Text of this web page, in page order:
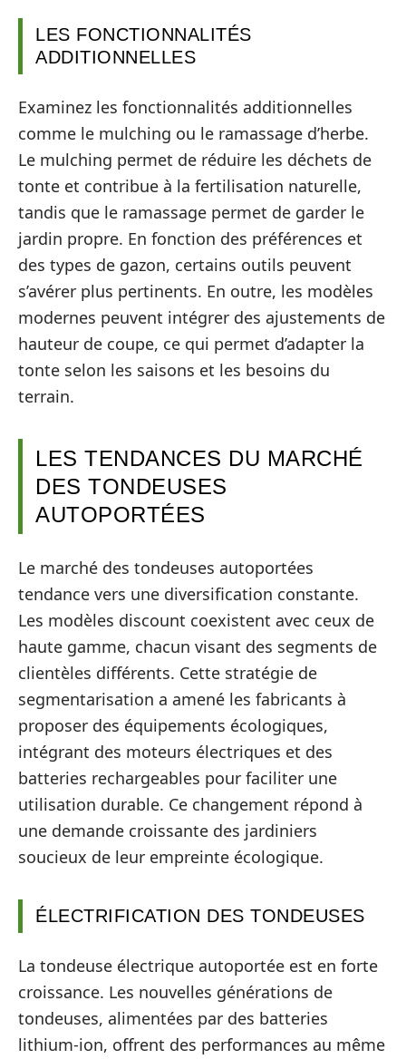
LES FONCTIONNALITÉS
ADDITIONNELLES
Examinez les fonctionnalités additionnelles
comme le mulching ou le ramassage d’herbe.
Le mulching permet de réduire les déchets de
tonte et contribue à la fertilisation naturelle,
tandis que le ramassage permet de garder le
jardin propre. En fonction des préférences et
des types de gazon, certains outils peuvent
s’avérer plus pertinents. En outre, les modèles
modernes peuvent intégrer des ajustements de
hauteur de coupe, ce qui permet d’adapter la
tonte selon les saisons et les besoins du
terrain.
LES TENDANCES DU MARCHÉ
DES TONDEUSES
AUTOPORTÉES
Le marché des tondeuses autoportées
tendance vers une diversification constante.
Les modèles discount coexistent avec ceux de
haute gamme, chacun visant des segments de
clientèles différents. Cette stratégie de
segmentarisation a amené les fabricants à
proposer des équipements écologiques,
intégrant des moteurs électriques et des
batteries rechargeables pour faciliter une
utilisation durable. Ce changement répond à
une demande croissante des jardiniers
soucieux de leur empreinte écologique.
ÉLECTRIFICATION DES TONDEUSES
La tondeuse électrique autoportée est en forte
croissance. Les nouvelles générations de
tondeuses, alimentées par des batteries
lithium-ion, offrent des performances au même